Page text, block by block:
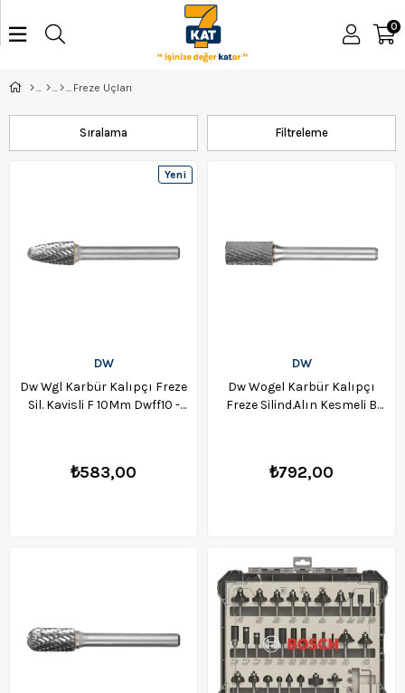
0
Freze Uçları
Filtreleme
Sıralama
DW
Dw Wgl Karbür Kalıpçı Freze
Sil. Kavisli F 10Mm Dwff10 -
₺583,00
Yeni
DW
Dw Wogel Karbür Kalıpçı
Freze Silind.Alın Kesmeli B
₺792,00